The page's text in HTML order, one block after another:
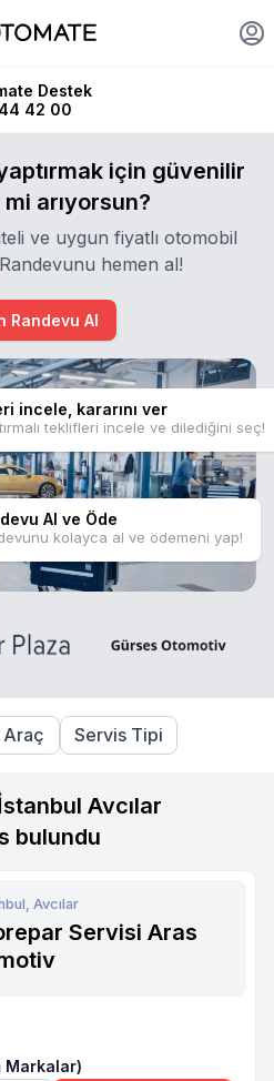
Destek
42 00
yaptırmak için güvenilir
arıyorsun?
ve uygun fiyatlı otomobil
hemen al!
Randevu Al
incele, kararını ver
teklifleri incele ve dilediğini seç!
Al ve Öde
kolayca al ve ödemeni yap!
Araç Servis Tipi
Avcılar
bulundu
Avcılar
Servisi Aras
Markalar)